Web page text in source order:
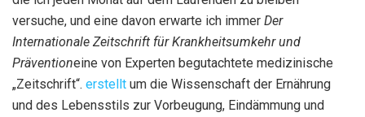
versuche, und eine davon erwarte ich immer Der
Internationale Zeitschrift für Krankheitsumkehr und
Präventioneine von Experten begutachtete medizinische
„Zeitschrift“. erstellt um die Wissenschaft der Ernährung
und des Lebensstils zur Vorbeugung, Eindämmung und